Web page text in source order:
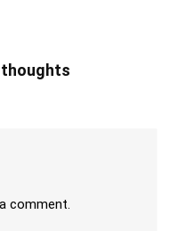
thoughts
comment.